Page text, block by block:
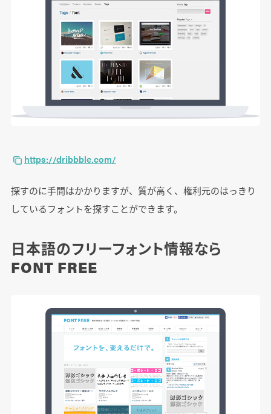
https://dribbble.com/
探すのに手間はかかりますが、質が高く、権利元のはっきり
しているフォントを探すことができます。
日本語のフリーフォント情報なら
FONT FREE